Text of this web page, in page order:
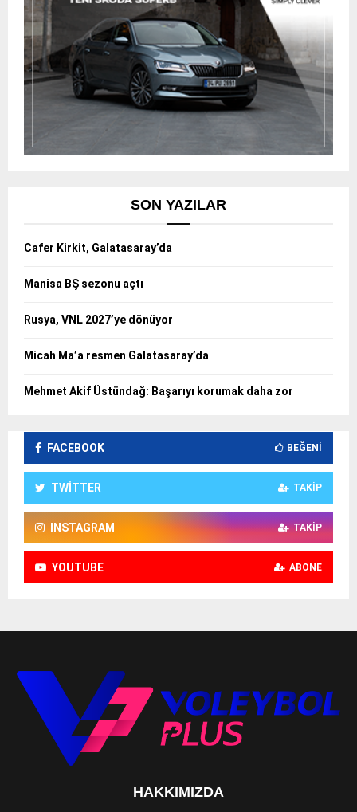
SON YAZILAR
Cafer Kirkit, Galatasaray’da
Manisa BŞ sezonu açtı
Rusya, VNL 2027’ye dönüyor
Micah Ma’a resmen Galatasaray’da
Mehmet Akif Üstündağ: Başarıyı korumak daha zor
FACEBOOK BEĞENI
TWITTER TAKIP
INSTAGRAM TAKIP
YOUTUBE ABONE
HAKKIMIZDA